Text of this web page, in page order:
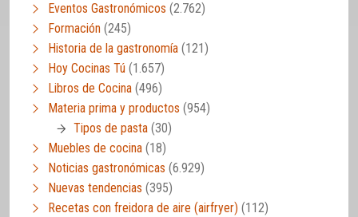
Eventos Gastronómicos (2.762)
Formación (245)
Historia de la gastronomía (121)
Hoy Cocinas Tú (1.657)
Libros de Cocina (496)
Materia prima y productos (954)
Tipos de pasta (30)
Muebles de cocina (18)
Noticias gastronómicas (6.929)
Nuevas tendencias (395)
Recetas con freidora de aire (airfryer) (112)